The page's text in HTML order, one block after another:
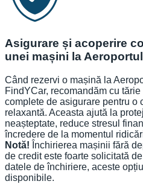
Asigurare și acoperire
unei mașini la
Când rezervi o mașină la
FindYCar, recomandăm cu
complete de asigurare pentru o
relaxantă. Aceasta ajută la
neașteptate, reduce stresul
încredere de la momentul
Notă! Închirierea mașinii fără
de credit este foarte solicitată
datele de închiriere, aceste
disponibile.